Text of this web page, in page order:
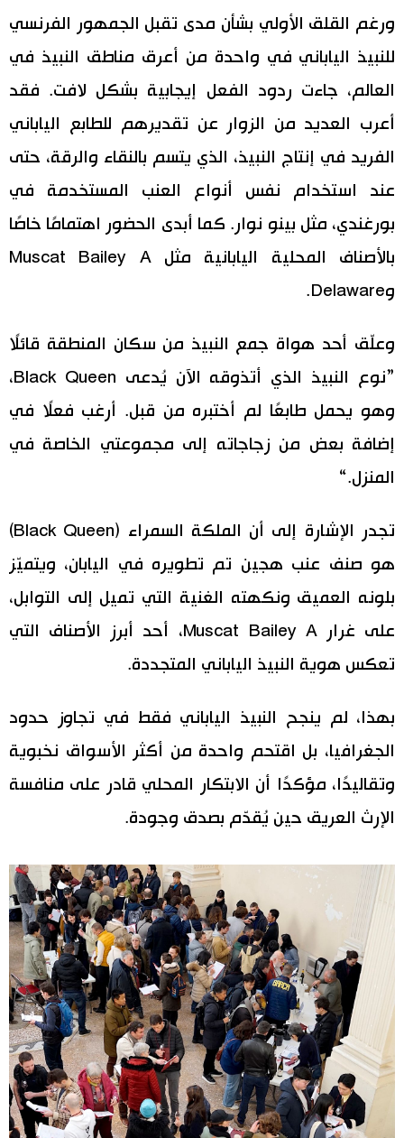
ورغم القلق الأولي بشأن مدى تقبل الجمهور الفرنسي
للنبيذ الياباني في واحدة من أعرق مناطق النبيذ في
العالم، جاءت ردود الفعل إيجابية بشكل لافت. فقد
أعرب العديد من الزوار عن تقديرهم للطابع الياباني
الفريد في إنتاج النبيذ، الذي يتسم بالنقاء والرقة، حتى
عند استخدام نفس أنواع العنب المستخدمة في
بورغندي، مثل بينو نوار. كما أبدى الحضور اهتمامًا خاصًا
بالأصناف المحلية اليابانية مثل Muscat Bailey A
وDelaware.
وعلّق أحد هواة جمع النبيذ من سكان المنطقة قائلًا
”نوع النبيذ الذي أتذوقه الآن يُدعى Black Queen،
وهو يحمل طابعًا لم أختبره من قبل. أرغب فعلًا في
إضافة بعض من زجاجاته إلى مجموعتي الخاصة في
المنزل.“
تجدر الإشارة إلى أن الملكة السمراء (Black Queen)
هو صنف عنب هجين تم تطويره في اليابان، ويتميّز
بلونه العميق ونكهته الغنية التي تميل إلى التوابل،
على غرار Muscat Bailey A، أحد أبرز الأصناف التي
تعكس هوية النبيذ الياباني المتجددة.
بهذا، لم ينجح النبيذ الياباني فقط في تجاوز حدود
الجغرافيا، بل اقتحم واحدة من أكثر الأسواق نخبوية
وتقاليدًا، مؤكدًا أن الابتكار المحلي قادر على منافسة
الإرث العريق حين يُقدّم بصدق وجودة.